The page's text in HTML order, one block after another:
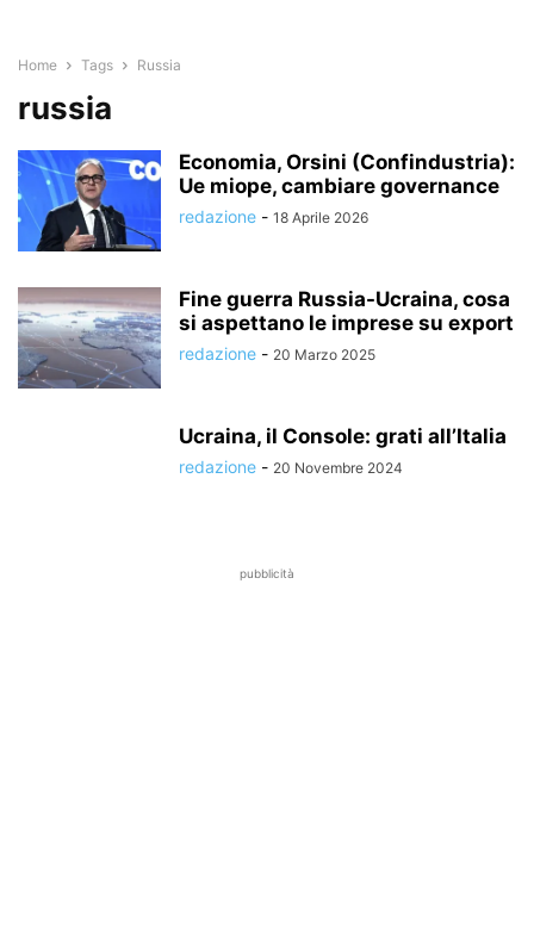
Home Tags Russia
russia
Economia, Orsini (Confindustria):
Ue miope, cambiare governance
redazione - 18 Aprile 2026
Fine guerra Russia-Ucraina, cosa
si aspettano le imprese su export
redazione - 20 Marzo 2025
Ucraina, il Console: grati all’Italia
redazione - 20 Novembre 2024
pubblicità